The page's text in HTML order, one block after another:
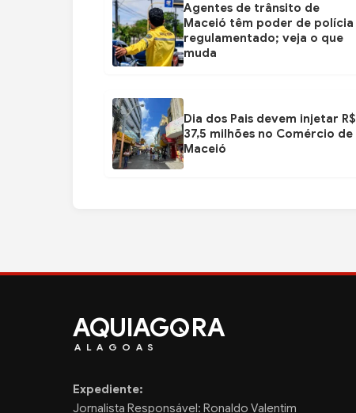
Agentes de trânsito de
Maceió têm poder de polícia
regulamentado; veja o que
muda
Dia dos Pais devem injetar R$
37,5 milhões no Comércio de
Maceió
AQUIAG RA
ALAGOAS
Expediente:
Jornalista Responsável: Ronaldo Valentim